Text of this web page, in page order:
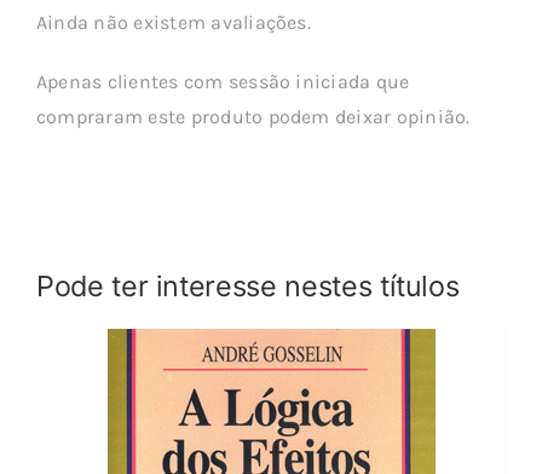
Ainda não existem avaliações.
Apenas clientes com sessão iniciada que
compraram este produto podem deixar opinião.
Pode ter interesse nestes títulos